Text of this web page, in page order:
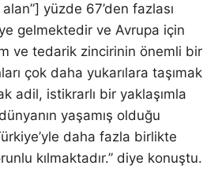
yüzde 67’den fazlası
gelmektedir ve Avrupa için
ve tedarik zincirinin önemli bir
çok daha yukarılara taşımak
adil, istikrarlı bir yaklaşımla
yaşamış olduğu
daha fazla birlikte
kılmaktadır.” diye konuştu.